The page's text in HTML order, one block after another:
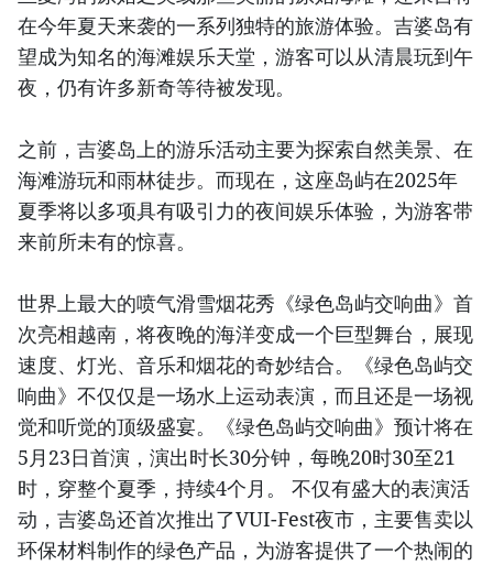
在今年夏天来袭的一系列独特的旅游体验。吉婆岛有
望成为知名的海滩娱乐天堂，游客可以从清晨玩到午
夜，仍有许多新奇等待被发现。
之前，吉婆岛上的游乐活动主要为探索自然美景、在
海滩游玩和雨林徒步。而现在，这座岛屿在2025年
夏季将以多项具有吸引力的夜间娱乐体验，为游客带
来前所未有的惊喜。
世界上最大的喷气滑雪烟花秀《绿色岛屿交响曲》首
次亮相越南，将夜晚的海洋变成一个巨型舞台，展现
速度、灯光、音乐和烟花的奇妙结合。《绿色岛屿交
响曲》不仅仅是一场水上运动表演，而且还是一场视
觉和听觉的顶级盛宴。《绿色岛屿交响曲》预计将在
5月23日首演，演出时长30分钟，每晚20时30至21
时，穿整个夏季，持续4个月。 不仅有盛大的表演活
动，吉婆岛还首次推出了VUI-Fest夜市，主要售卖以
环保材料制作的绿色产品，为游客提供了一个热闹的